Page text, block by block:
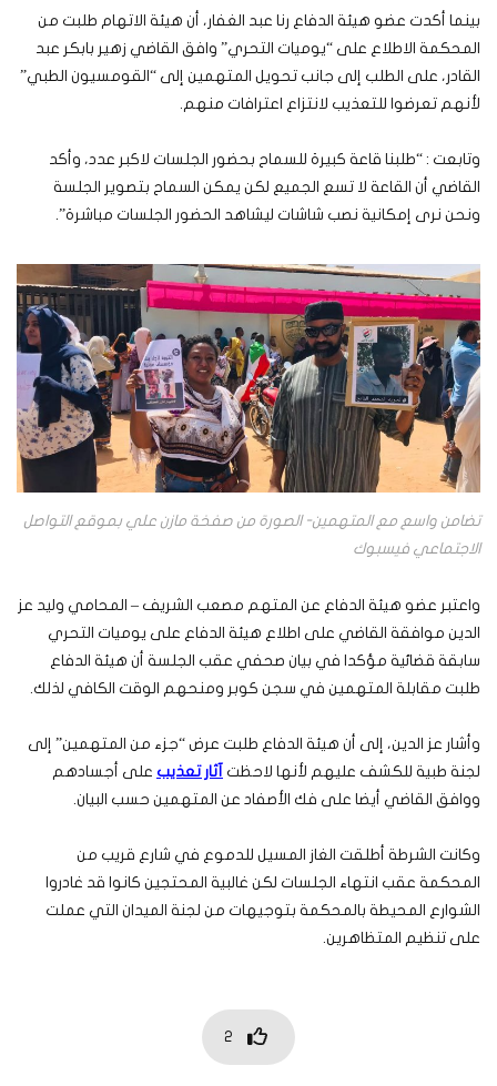
بينما أكدت عضو هيئة الدفاع رنا عبد الغفار، أن هيئة الاتهام طلبت من
المحكمة الاطلاع على “يوميات التحري” وافق القاضي زهير بابكر عبد
القادر، على الطلب إلى جانب تحويل المتهمين إلى “القومسيون الطبي”
لأنهم تعرضوا للتعذيب لانتزاع اعترافات منهم.
وتابعت : “طلبنا قاعة كبيرة للسماح بحضور الجلسات لاكبر عدد، وأكد
القاضي أن القاعة لا تسع الجميع لكن يمكن السماح بتصوير الجلسة
ونحن نرى إمكانية نصب شاشات ليشاهد الحضور الجلسات مباشرة”.
تضامن واسع مع المتهمين- الصورة من صفخة مازن علي بموقع التواصل
الاجتماعي فيسبوك
واعتبر عضو هيئة الدفاع عن المتهم مصعب الشريف – المحامي وليد عز
الدين موافقة القاضي على اطلاع هيئة الدفاع على يوميات التحري
سابقة قضائية مؤكدا في بيان صحفي عقب الجلسة أن هيئة الدفاع
طلبت مقابلة المتهمين في سجن كوبر ومنحهم الوقت الكافي لذلك.
وأشار عز الدين، إلى أن هيئة الدفاع طلبت عرض “جزء من المتهمين” إلى
لجنة طبية للكشف عليهم لأنها لاحظت آثار تعذيب على أجسادهم
ووافق القاضي أيضا على فك الأصفاد عن المتهمين حسب البيان.
وكانت الشرطة أطلقت الغاز المسيل للدموع في شارع قريب من
المحكمة عقب انتهاء الجلسات لكن غالبية المحتجين كانوا قد غادروا
الشوارع المحيطة بالمحكمة بتوجيهات من لجنة الميدان التي عملت
على تنظيم المتظاهرين.
2